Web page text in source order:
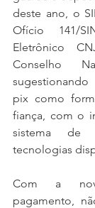
deste ano, o
Ofício 141/
Eletrônico
Conselho
pix como
fiança, com o
sistema de
tecnologias
Com a
pagamento,